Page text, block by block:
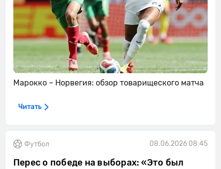
Марокко – Норвегия: обзор товарищеского матча
Читать
Футбол 08.06.2026 08:45
Перес о победе на выборах: «Это был